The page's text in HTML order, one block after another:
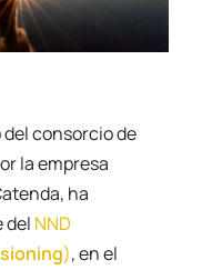
del consorcio de
la empresa
ha
del NND
), en el